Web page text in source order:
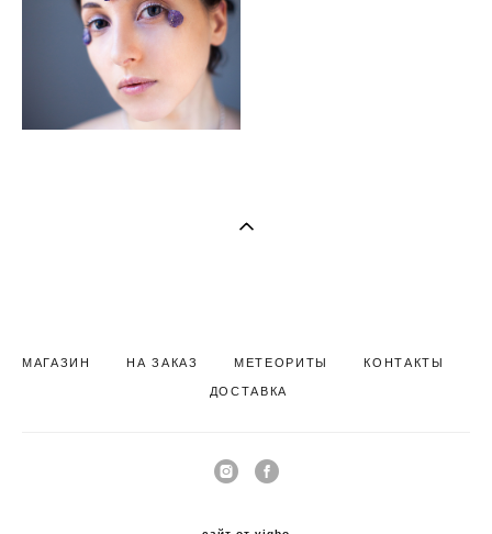
МАГАЗИН НА ЗАКАЗ МЕТЕОРИТЫ КОНТАКТЫ
ДОСТАВКА